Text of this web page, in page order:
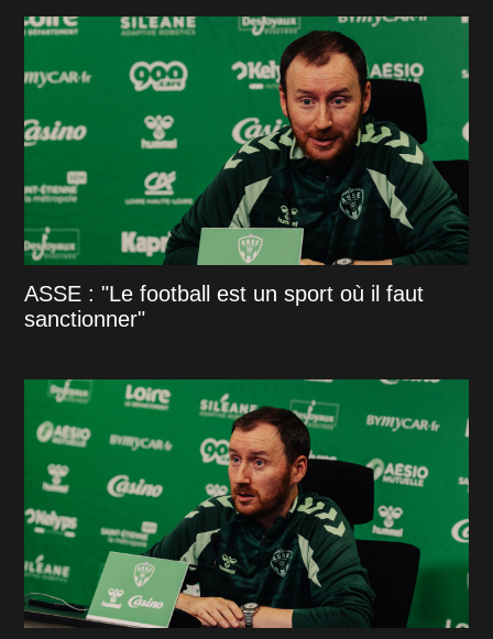
ASSE : "Le football est un sport où il faut
sanctionner"